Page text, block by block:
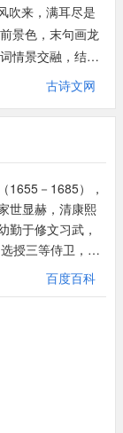
吹来，满耳尽是
景色，末句画龙
情景交融，结尾
山那畔行”，起句
时节为秋，亦
万里渡河汾。心
肃杀，听了这肃
此处云“北风吹
者心境若何，可
烟荒戍垒，半竿
之气的战地风光
凉而萧瑟；时至
寥廓的意境不禁
仲淹的“千嶂里，
言中言，纳兰
的一个空白
竿斜日旧关
程、水一程，身
古诗文网
1655－1685），
世显赫，清康熙
勤于修文习武，
授三等侍卫，后
有《全唐诗选》
》问世，时年仅
堂集》。擅书
泊，视功名权
的地位为难以
上独树一帜，
所写词清丽婉
色。
百度百科